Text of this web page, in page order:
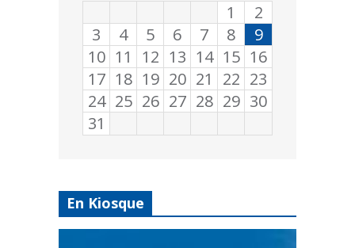
1
2
3
4 5 6 7 8
9
10 11 12 13 14 15 16
17 18 19 20 21 22 23
24 25 26 27 28 29 30
31
En Kiosque